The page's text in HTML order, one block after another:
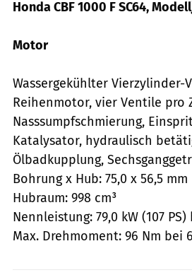
Honda CBF 1000 F SC64,
Motor
Wassergekühlter Vierzylinder-
Reihenmotor, vier Ventile pro
Nasssumpfschmierung,
Katalysator, hydraulisch
Ölbadkupplung,
Bohrung x Hub: 75,0 x 56,5 mm
Hubraum: 998 cm³
Nennleistung: 79,0 kW (107
Max. Drehmoment: 96 Nm bei